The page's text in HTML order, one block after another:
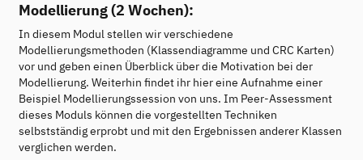
Modellierung (2 Wochen):
In diesem Modul stellen wir verschiedene
Modellierungsmethoden (Klassendiagramme und CRC Karten)
vor und geben einen Überblick über die Motivation bei der
Modellierung. Weiterhin findet ihr hier eine Aufnahme einer
Beispiel Modellierungssession von uns. Im Peer-Assessment
dieses Moduls können die vorgestellten Techniken
selbstständig erprobt und mit den Ergebnissen anderer Klassen
verglichen werden.